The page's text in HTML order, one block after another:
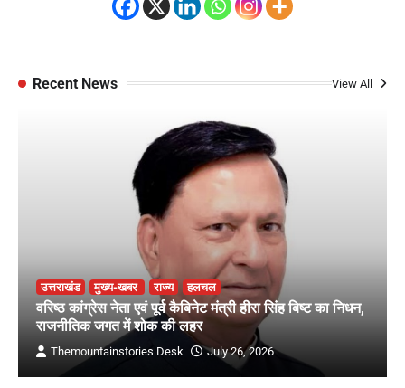
Recent News View All
उत्तराखंड मुख्य-खबर राज्य हलचल
वरिष्ठ कांग्रेस नेता एवं पूर्व कैबिनेट मंत्री हीरा सिंह बिष्ट का निधन,
राजनीतिक जगत में शोक की लहर
Themountainstories Desk July 26, 2026